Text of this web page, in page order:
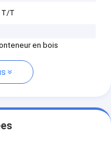
T/T
en bois